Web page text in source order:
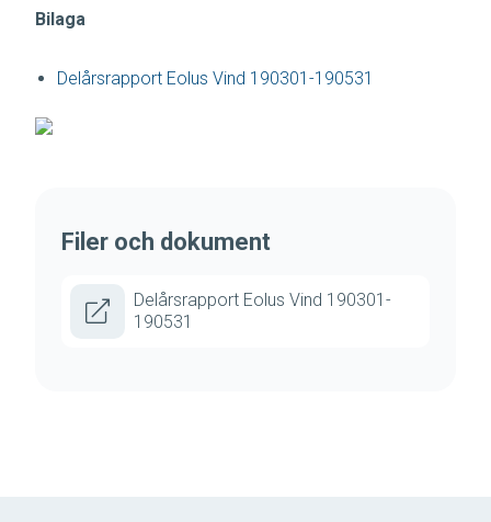
Bilaga
Delårsrapport Eolus Vind 190301-190531
Filer och dokument
Delårsrapport Eolus Vind 190301-
190531